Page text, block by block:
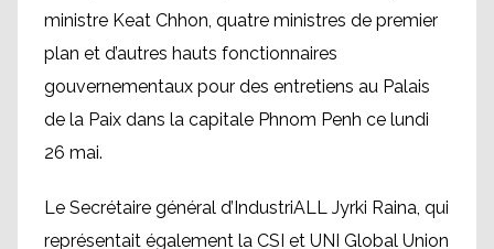
ministre Keat Chhon, quatre ministres de premier
plan et d’autres hauts fonctionnaires
gouvernementaux pour des entretiens au Palais
de la Paix dans la capitale Phnom Penh ce lundi
26 mai.
Le Secrétaire général d’IndustriALL Jyrki Raina, qui
représentait également la CSI et UNI Global Union